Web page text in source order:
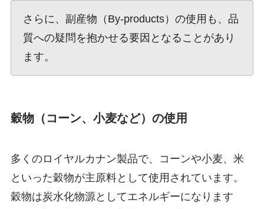
さらに、副産物（By-products）の使用も、品
質への疑問を抱かせる要因となることがあり
ます。
穀物（コーン、小麦など）の使用
多くのロイヤルカナン製品で、コーンや小麦、米
といった穀物が主原料として使用されています。
穀物は炭水化物源としてエネルギーになります